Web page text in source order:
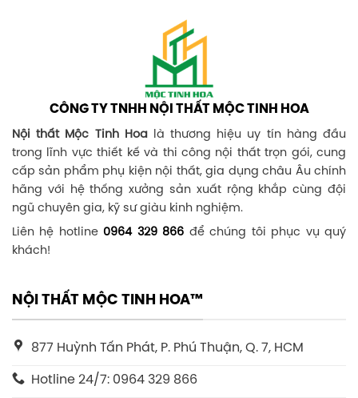
CÔNG TY TNHH NỘI THẤT MỘC TINH HOA
Nội thất Mộc Tinh Hoalà thương hiệu uy tín hàng đầu
trong lĩnh vực thiết kế và thi công nội thất trọn gói, cung
cấp sản phẩm phụ kiện nội thất, gia dụng châu Âu chính
hãng với hệ thống xưởng sản xuất rộng khắp cùng đội
ngũ chuyên gia, kỹ sư giàu kinh nghiệm.
Liên hệ hotline 0964 329 866 để chúng tôi phục vụ quý
khách!
NỘI THẤT MỘC TINH HOA™
877 Huỳnh Tấn Phát, P. Phú Thuận, Q. 7, HCM
Hotline 24/7: 0964 329 866